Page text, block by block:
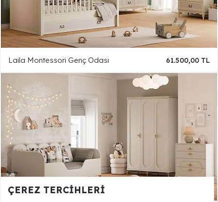
Laila Montessori Genç Odası 61.500,00 TL
ÇEREZ TERCIHLERI